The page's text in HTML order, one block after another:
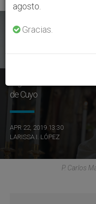
ÚLTIMAS NOTICIAS
Argentina:
de Cuyo
APR 22, 2019 13:30
LARISSA I. LÓPEZ
P. Carlos
agosto.
Gracias.